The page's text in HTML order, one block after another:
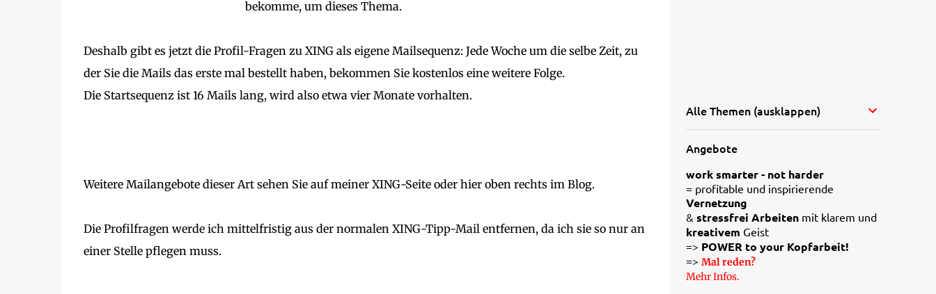
bekomme, um dieses Thema.
Deshalb gibt es jetzt die Profil-Fragen zu XING als eigene Mailsequenz: Jede Woche um die selbe Zeit, zu
der Sie die Mails das erste mal bestellt haben, bekommen Sie kostenlos eine weitere Folge.
Die Startsequenz ist 16 Mails lang, wird also etwa vier Monate vorhalten.
Weitere Mailangebote dieser Art sehen Sie auf meiner XING-Seite oder hier oben rechts im Blog.
Die Profilfragen werde ich mittelfristig aus der normalen XING-Tipp-Mail entfernen, da ich sie so nur an
einer Stelle pflegen muss.
Alle Themen (ausklappen)
Angebote
work smarter - not harder
= profitable und inspirierende
Vernetzung
& stressfrei Arbeitenmit klarem und
kreativem Geist
=> POWER to your Kopfarbeit!
=> Mal reden?
Mehr Infos.